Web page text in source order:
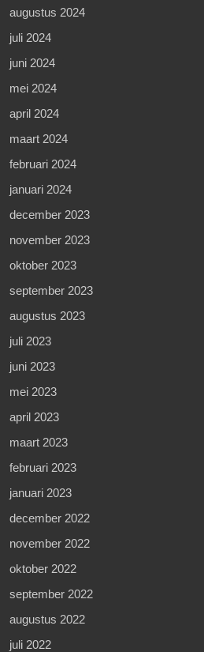
augustus 2024
juli 2024
juni 2024
mei 2024
april 2024
maart 2024
februari 2024
januari 2024
december 2023
november 2023
oktober 2023
september 2023
augustus 2023
juli 2023
juni 2023
mei 2023
april 2023
maart 2023
februari 2023
januari 2023
december 2022
november 2022
oktober 2022
september 2022
augustus 2022
juli 2022